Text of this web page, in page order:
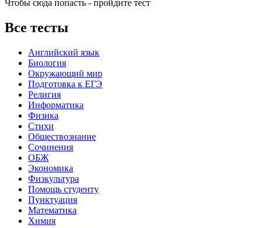
Чтобы сюда попасть - пройдите тест
Все тесты
Английский язык
Биология
Окружающий мир
Подготовка к ЕГЭ
Религия
Информатика
Физика
Стихи
Обществознание
Сочинения
ОБЖ
Экономика
Физкультура
Помощь студенту
Пунктуация
Математика
Химия